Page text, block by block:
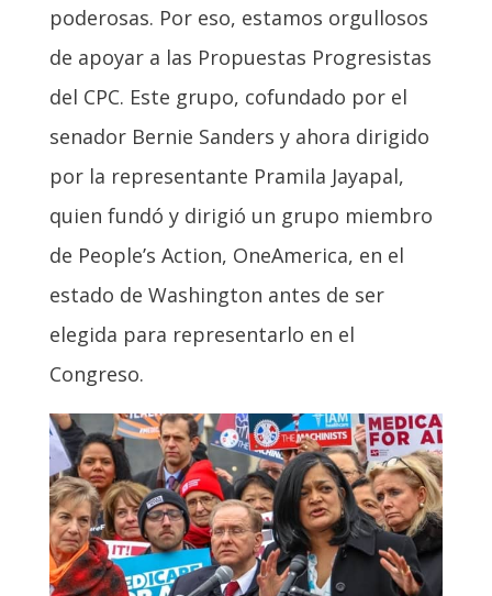
poderosas. Por eso, estamos orgullosos
de apoyar a las Propuestas Progresistas
del CPC. Este grupo, cofundado por el
senador Bernie Sanders y ahora dirigido
por la representante Pramila Jayapal,
quien fundó y dirigió un grupo miembro
de People’s Action, OneAmerica, en el
estado de Washington antes de ser
elegida para representarlo en el
Congreso.